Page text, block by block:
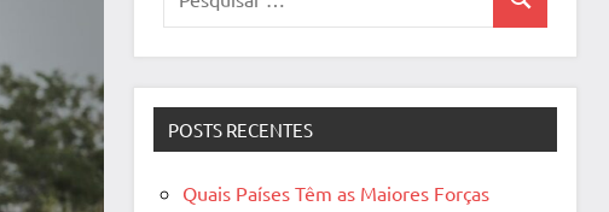
Pesquisa
POSTS RECENTES
Quais Países Têm as Maiores Forças